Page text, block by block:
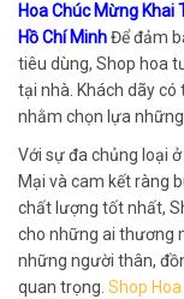
Hoa Chúc Mừng
Hồ Chí MinhĐể đảm
tiêu dùng, Shop hoa
tại nhà. Khách dãy có
nhằm chọn lựa
Với sự đa chủng loại
Mại và cam kết ràng
chất lượng tốt nhất,
cho những ai thương
những người thân,
quan trọng. Shop